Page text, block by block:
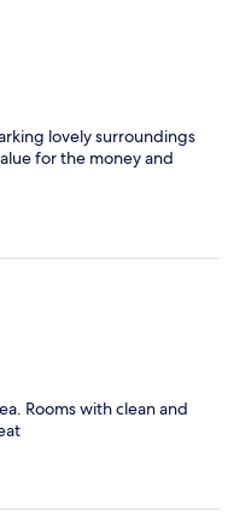
lovely surroundings
for the money and
Rooms with clean and